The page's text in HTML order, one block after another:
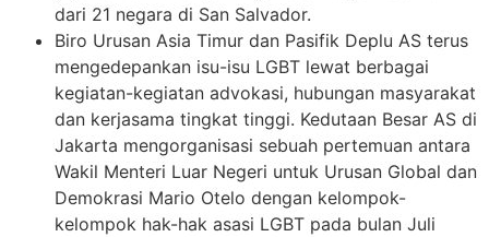
dari 21 negara di San Salvador.
Biro Urusan Asia Timur dan Pasifik Deplu AS terus
mengedepankan isu-isu LGBT lewat berbagai
kegiatan-kegiatan advokasi, hubungan masyarakat
dan kerjasama tingkat tinggi. Kedutaan Besar AS di
Jakarta mengorganisasi sebuah pertemuan antara
Wakil Menteri Luar Negeri untuk Urusan Global dan
Demokrasi Mario Otelo dengan kelompok-
kelompok hak-hak asasi LGBT pada bulan Juli